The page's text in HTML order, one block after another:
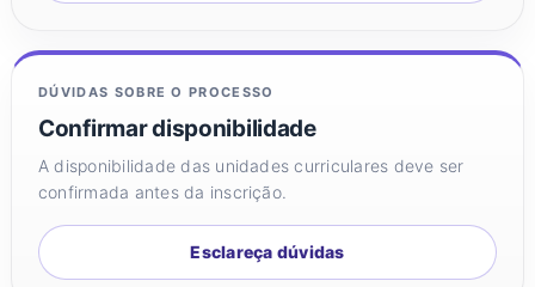
DÚVIDAS SOBRE O PROCESSO
Confirmar disponibilidade
A disponibilidade das unidades curriculares deve ser
confirmada antes da inscrição.
Esclareça dúvidas